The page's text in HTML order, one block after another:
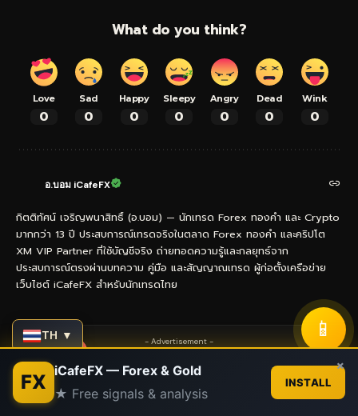
What do you think?
Love
0
Sad
0
Happy
0
Sleepy
0
Angry
0
Dead
0
Wink
0
อ.บอม iCafeFX
กิตติทัศน์ เจริญพนาสิทธิ์ (อ.บอม) — นักเทรด Forex ทองคำ และ Crypto
มากกว่า 13 ปี ประสบการณ์เทรดจริงในตลาด Forex ทองคำ และคริปโต
XM VIP Partner ที่ใช้บัญชีจริง ถ่ายทอดความรู้และกลยุทธ์จาก
ประสบการณ์ตรงผ่านบทความ คู่มือ และสัญญาณเทรด ผู้ก่อตั้งเครือข่าย
เว็บไซต์ iCafeFX สำหรับนักเทรดไทย
- Advertisement -
TH ▼ 📱
FX iCafeFX — Forex & Gold
★ Free signals & analysis
INSTALL
×
Contact us
Open